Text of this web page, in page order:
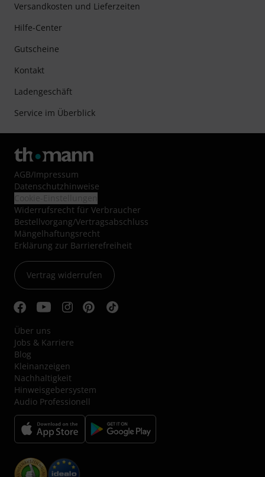
Versandkosten und Lieferzeiten
Hilfe-Center
Gutscheine
Kontakt
Ladengeschäft
Service im Überblick
AGB/Impressum
Datenschutzhinweise
Widerrufsrecht für Verbraucher
Bestellvorgang/Vertragsabschluss
Mängelhaftungsrecht
Erklärung zur Barrierefreiheit
Vertrag widerrufen
Über uns
Jobs & Karriere
Blog
Kleinanzeigen
Nachhaltigkeit
Hinweisgebersystem
Audio Professionell